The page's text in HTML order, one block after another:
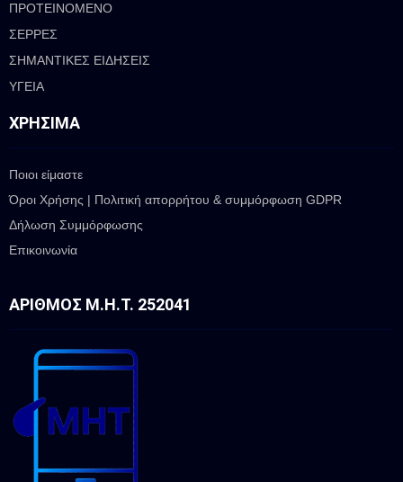
ΠΡΟΤΕΙΝΟΜΕΝΟ
ΣΕΡΡΕΣ
ΣΗΜΑΝΤΙΚΕΣ ΕΙΔΗΣΕΙΣ
ΥΓΕΙΑ
ΧΡΉΣΙΜΑ
Ποιοι είμαστε
Όροι Χρήσης | Πολιτική απορρήτου & συμμόρφωση GDPR
Δήλωση Συμμόρφωσης
Επικοινωνία
ΑΡΙΘΜΌΣ Μ.Η.Τ. 252041